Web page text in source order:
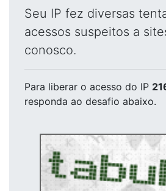
Seu IP fez diversas
acessos suspeitos a
conosco.
Para liberar o acesso do IP
responda ao desafio abaixo.